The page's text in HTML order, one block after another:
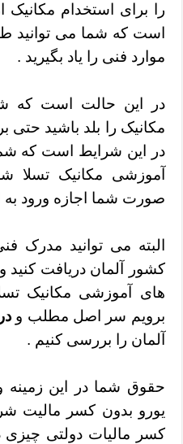
را برای استخدام مکانیک
موارد فنی را یاد بگیرید .
در این حالت است که
مکانیک را بلد باشید حتی
در این شرایط است که
آموزشی مکانیک تسلا
صورت شما اجازه ورود به
البته می توانید مدرک
کشور آلمان دریافت کنید
های آموزشی مکانیک
برویم سر اصل مطلب و
آلمان را بررسی کنیم .
یورو بدون کسر مالیت